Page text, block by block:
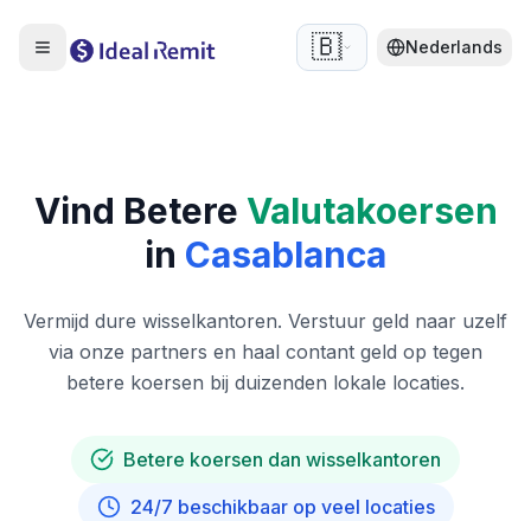
🇧🇪 Nederlands
Vind Betere Valutakoersen
in Casablanca
Vermijd dure wisselkantoren. Verstuur geld naar uzelf
via onze partners en haal contant geld op tegen
betere koersen bij duizenden lokale locaties.
Betere koersen dan wisselkantoren
24/7 beschikbaar op veel locaties